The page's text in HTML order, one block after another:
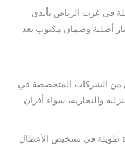
في غرب الرياض بأيدي
أصلية وضمان مكتوب بعد
من الشركات المتخصصة في
والتجارية، سواء أفران
طويلة في تشخيص الأعطال